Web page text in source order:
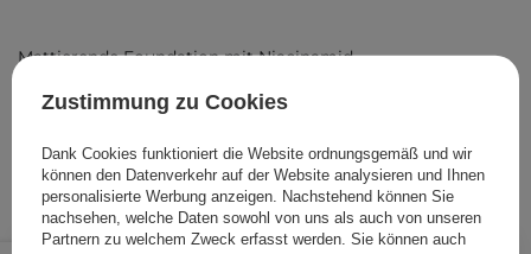
Mattierende Foundation mit Niacinamid
41,00 €/100 ml, inkl. MwSt.
Zustimmung zu Cookies
Dank Cookies funktioniert die Website ordnungsgemäß und wir
können den Datenverkehr auf der Website analysieren und Ihnen
personalisierte Werbung anzeigen. Nachstehend können Sie
nachsehen, welche Daten sowohl von uns als auch von unseren
Partnern zu welchem Zweck erfasst werden. Sie können auch